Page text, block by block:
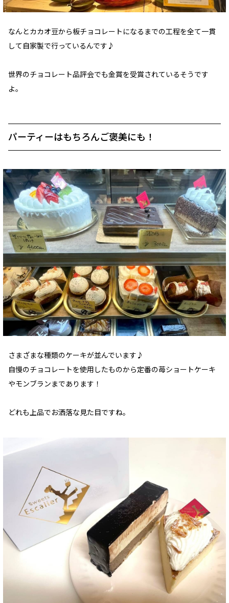
なんとカカオ豆から板チョコレートになるまでの工程を全て一貫
して自家製で行っているんです♪
世界のチョコレート品評会でも金賞を受賞されているそうです
よ。
パーティーはもちろんご褒美にも！
さまざまな種類のケーキが並んでいます♪
自慢のチョコレートを使用したものから定番の苺ショートケーキ
やモンブランまであります！
どれも上品でお洒落な見た目ですね。